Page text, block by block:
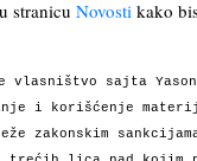
stranicu Novostikako
vlasništvo sajta
i korišćenje
zakonskim